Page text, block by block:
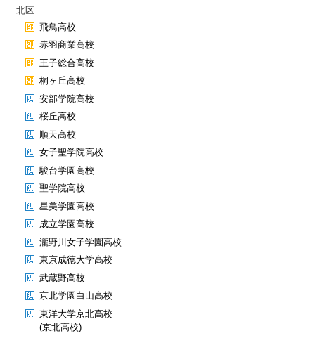
北区
飛鳥高校
赤羽商業高校
王子総合高校
桐ヶ丘高校
安部学院高校
桜丘高校
順天高校
女子聖学院高校
駿台学園高校
聖学院高校
星美学園高校
成立学園高校
瀧野川女子学園高校
東京成徳大学高校
武蔵野高校
京北学園白山高校
東洋大学京北高校
(京北高校)